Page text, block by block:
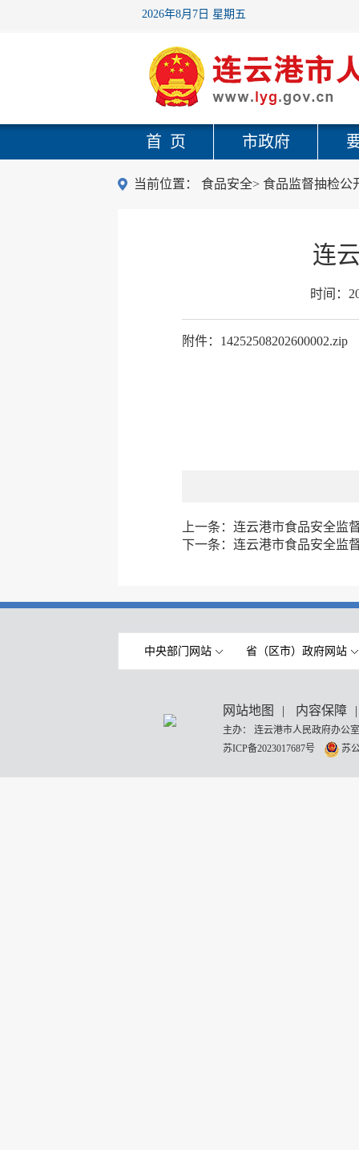
2026年8月7日 星期五
首 页 市政府
当前位置： 食品安全> 食品监督抽检公
连
时间：
附件：14252508202600002.zip
上一条： 连云港市食品安全监
下一条： 连云港市食品安全监
中央部门网站 省（区市）政府网站
网站地图 | 内容保障 |
主办： 连云港市人民政府办
苏ICP备2023017687号
苏